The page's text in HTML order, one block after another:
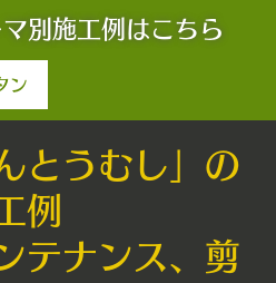
別施工例はこちら
ン
とうむし」の
例
テナンス、剪